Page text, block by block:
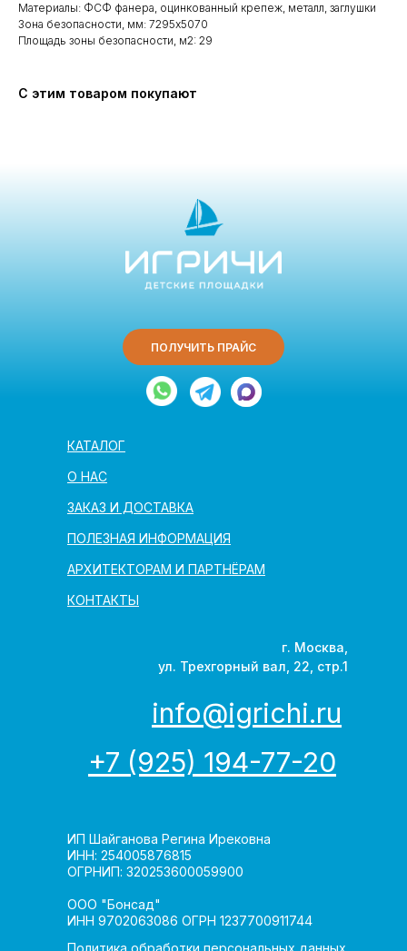
Материалы: ФСФ фанера, оцинкованный крепеж, металл, заглушки
Зона безопасности, мм: 7295x5070
Площадь зоны безопасности, м2: 29
С этим товаром покупают
АРХИТЕКТОРАМ И ПАРТНЁРАМ
КОНТАКТЫ
ПОЛЕЗНАЯ ИНФОРМАЦИЯ
ЗАКАЗ И ДОСТАВКА
О НАС
КАТАЛОГ
Политика обработки персональных данных
г. Москва,
ул. Трехгорный вал, 22, стр.1
ПОЛУЧИТЬ ПРАЙС
ИП Шайганова Регина Ирековна
ИНН: 254005876815
ОГРНИП: 320253600059900
ООО "Бонсад"
ИНН 9702063086 ОГРН 1237700911744
+7 (925) 194-77-20
info@igrichi.ru